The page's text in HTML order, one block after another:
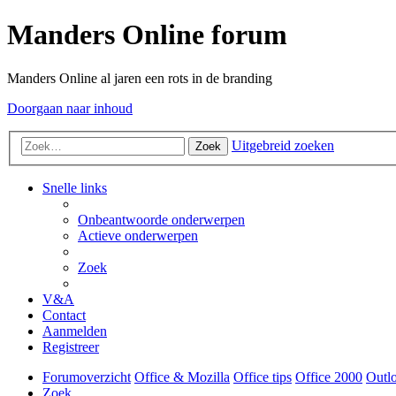
Manders Online forum
Manders Online al jaren een rots in de branding
Doorgaan naar inhoud
Zoek Uitgebreid zoeken
Snelle links
Onbeantwoorde onderwerpen
Actieve onderwerpen
Zoek
V&A
Contact
Aanmelden
Registreer
Forumoverzicht Office & Mozilla Office tips Office 2000